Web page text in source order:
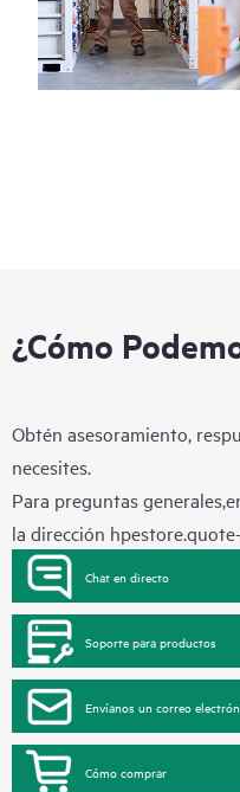
¿Cómo
Obtén asesoramiento,
necesites.
Para preguntas
la dirección
Chat en directo
Soporte para productos
Envíanos un correo
Cómo comprar